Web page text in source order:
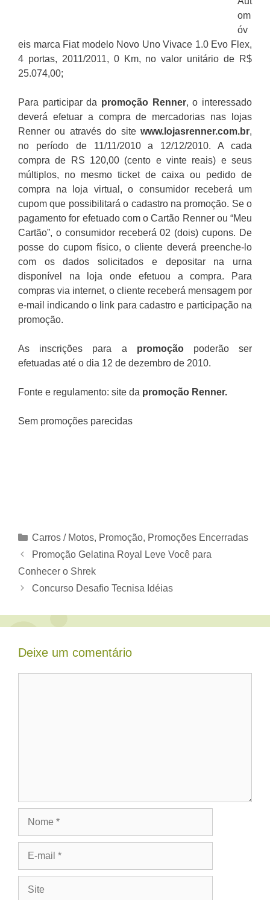
om
óv
eis marca Fiat modelo Novo Uno Vivace 1.0 Evo Flex,
4 portas, 2011/2011, 0 Km, no valor unitário de R$
25.074,00;
Para participar da promoção Renner, o interessado
deverá efetuar a compra de mercadorias nas lojas
Renner ou através do site www.lojasrenner.com.br,
no período de 11/11/2010 a 12/12/2010. A cada
compra de RS 120,00 (cento e vinte reais) e seus
múltiplos, no mesmo ticket de caixa ou pedido de
compra na loja virtual, o consumidor receberá um
cupom que possibilitará o cadastro na promoção. Se o
pagamento for efetuado com o Cartão Renner ou “Meu
Cartão”, o consumidor receberá 02 (dois) cupons. De
posse do cupom físico, o cliente deverá preenche-lo
com os dados solicitados e depositar na urna
disponível na loja onde efetuou a compra. Para
compras via internet, o cliente receberá mensagem por
e-mail indicando o link para cadastro e participação na
promoção.
As inscrições para a promoçãopoderão ser
efetuadas até o dia 12 de dezembro de 2010.
Fonte e regulamento: site da promoção Renner.
Sem promoções parecidas
Categorias
Carros / Motos, Promoção, Promoções Encerradas
Promoção Gelatina Royal Leve Você para
Conhecer o Shrek
Concurso Desafio Tecnisa Idéias
Deixe um comentário